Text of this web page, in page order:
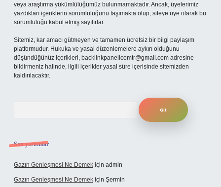
veya araştırma yükümlülüğümüz bulunmamaktadır. Ancak, üyelerimiz
yazdıkları içeriklerin sorumluluğunu taşımakta olup, siteye üye olarak bu
sorumluluğu kabul etmiş sayılırlar.
Sitemiz, kar amacı gütmeyen ve tamamen ücretsiz bir bilgi paylaşım
platformudur. Hukuka ve yasal düzenlemelere aykırı olduğunu
düşündüğünüz içerikleri, backlinkpanelicomtr@gmail.com adresine
bildirmeniz halinde, ilgili içerikler yasal süre içerisinde sitemizden
kaldırılacaktır.
Son yorumlar
Gazın Genleşmesi Ne Demek için admin
Gazın Genleşmesi Ne Demek için Şermin